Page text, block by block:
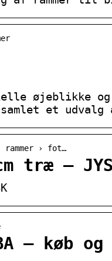
øjeblikke
et
› fot…
træ –
– køb